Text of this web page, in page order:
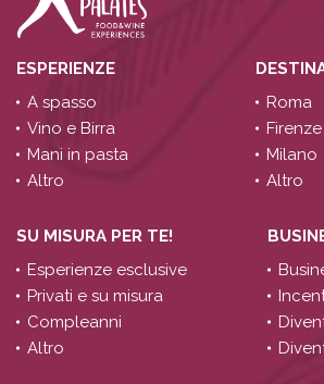
ESPERIENZE
A spasso
Vino e Birra
Mani in pasta
Altro
Roma
Firenze
Milano
Altro
SU MISURA PER TE!
Esperienze esclusive
Privati e su misura
Compleanni
Altro